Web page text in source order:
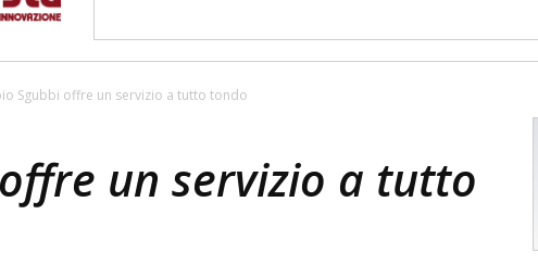
Sgubbi offre un servizio a tutto tondo
un servizio a tutto